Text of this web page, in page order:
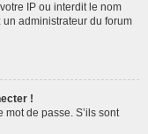
IP ou interdit le nom
un administrateur du forum
!
mot de passe. S’ils sont